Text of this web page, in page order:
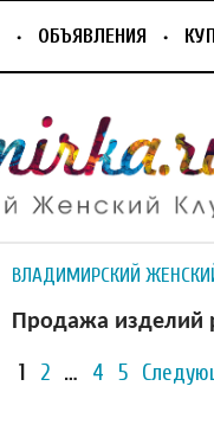
ОБЪЯВЛЕНИЯ
ВЛАДИМИРСКИЙ
Продажа изделий
1 2 … 4 5